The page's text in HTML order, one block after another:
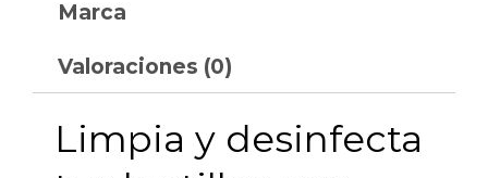
Marca
Valoraciones (0)
Limpia y desinfecta